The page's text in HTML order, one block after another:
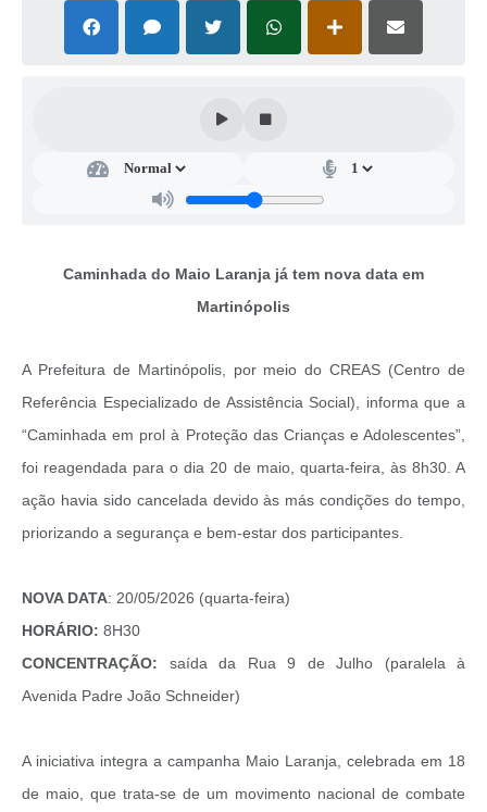
LGPD - Lei Geral de Proteção de Dados
Publicações do Departamento de Educação
Fundo Municipal dos Direitos da Criança e do Adolescente
Ouvidoria
Cadastro de Fornecedores
Blog do Cemitério
Casa das Artesãs
Valor da Terra Nua / ITR
CAPS AD II “João Maria Lúcio Martins”
Telecentro
Vigilância Municipal de Martinópolis
Caminhada do Maio Laranja já tem nova data em
Martinópolis
A Prefeitura de Martinópolis, por meio do CREAS (Centro de
Referência Especializado de Assistência Social), informa que a
“Caminhada em prol à Proteção das Crianças e Adolescentes”,
foi reagendada para o dia 20 de maio, quarta-feira, às 8h30. A
ação havia sido cancelada devido às más condições do tempo,
priorizando a segurança e bem-estar dos participantes.
NOVA DATA: 20/05/2026 (quarta-feira)
HORÁRIO: 8H30
CONCENTRAÇÃO: saída da Rua 9 de Julho (paralela à
Avenida Padre João Schneider)
A iniciativa integra a campanha Maio Laranja, celebrada em 18
de maio, que trata-se de um movimento nacional de combate